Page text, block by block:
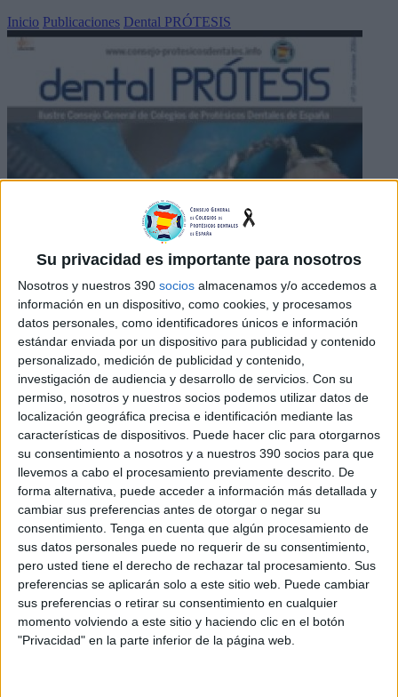
Su privacidad es importante para nosotros
Nosotros y nuestros 390 socios almacenamos y/o accedemos a
información en un dispositivo, como cookies, y procesamos
datos personales, como identificadores únicos e información
estándar enviada por un dispositivo para publicidad y contenido
personalizado, medición de publicidad y contenido,
investigación de audiencia y desarrollo de servicios. Con su
permiso, nosotros y nuestros socios podemos utilizar datos de
localización geográfica precisa e identificación mediante las
características de dispositivos. Puede hacer clic para otorgarnos
su consentimiento a nosotros y a nuestros 390 socios para que
llevemos a cabo el procesamiento previamente descrito. De
forma alternativa, puede acceder a información más detallada y
cambiar sus preferencias antes de otorgar o negar su
consentimiento. Tenga en cuenta que algún procesamiento de
sus datos personales puede no requerir de su consentimiento,
pero usted tiene el derecho de rechazar tal procesamiento. Sus
preferencias se aplicarán solo a este sitio web. Puede cambiar
sus preferencias o retirar su consentimiento en cualquier
momento volviendo a este sitio y haciendo clic en el botón
"Privacidad" en la parte inferior de la página web.
Inicio Publicaciones Dental PRÓTESIS
Revista 195